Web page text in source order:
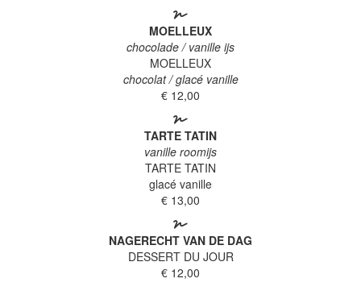
MOELLEUX
chocolade / vanille ijs
MOELLEUX
chocolat / glacé vanille
€ 12,00
TARTE TATIN
vanille roomijs
TARTE TATIN
glacé vanille
€ 13,00
NAGERECHT VAN DE DAG
DESSERT DU JOUR
€ 12,00